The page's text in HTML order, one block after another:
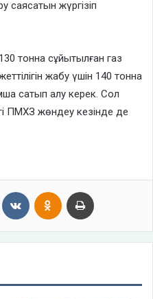
саясатын жүргізіп
тонна сұйытылған газ
жабу үшін 140 тонна
сатып алу керек. Сол
ПМХЗ жөндеу кезінде де
LinkedIn VKontakteOdnoklassniki